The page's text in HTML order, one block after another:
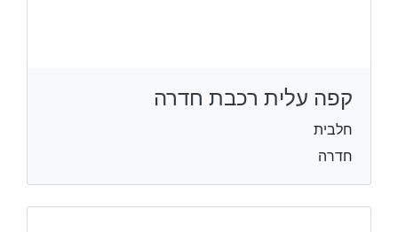
קפה עלית רכבת חדרה
חלבית
חדרה